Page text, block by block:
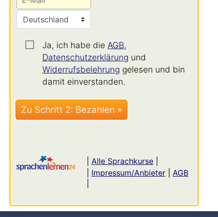
Ja, ich habe die AGB,
Datenschutzerklärung und
Widerrufsbelehrung gelesen und bin
damit einverstanden.
Alle Sprachkurse
Impressum/Anbieter
AGB